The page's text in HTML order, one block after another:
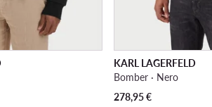
KARL LAGERFELD
Bomber · Nero
278,95€